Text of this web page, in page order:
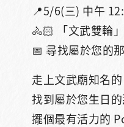
📍5/6(三) 中午
🚴🏻 「文武雙輪
📅 尋找屬於您的
走上文武廟知名的
找到屬於您生日
擺個最有活力的